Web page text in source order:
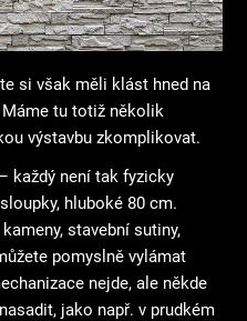
si však měli klást hned na
Máme tu totiž několik
výstavbu zkomplikovat.
– každý není tak fyzicky
hluboké 80 cm.
stavební sutiny,
pomyslně vylámat
nejde, ale někde
jako např. v prudkém